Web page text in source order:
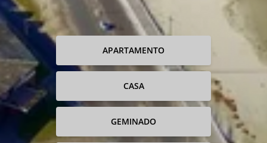
APARTAMENTO
CASA
GEMINADO